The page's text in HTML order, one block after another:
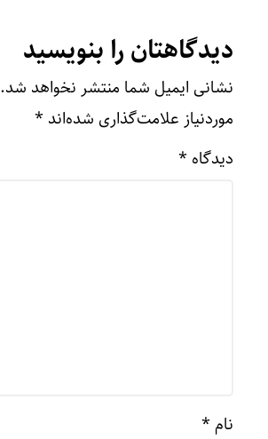
دیدگاهتان را بنویسید
نشانی ایمیل شما منتشر نخواهد شد.
موردنیاز علامت‌گذاری شده‌اند *
دیدگاه *
نام *